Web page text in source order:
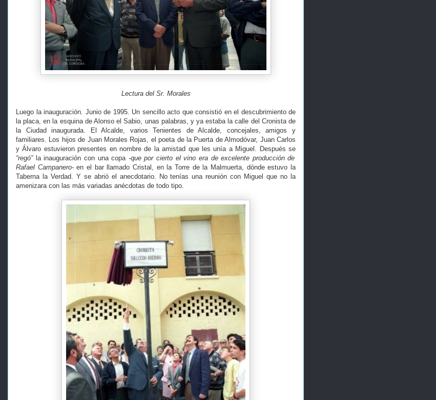
Lectura del Sr. Morales
Luego la inauguración. Junio de 1995. Un sencillo acto que consistió en el descubrimiento de
la placa, en la esquina de Alonso el Sabio, unas palabras, y ya estaba la calle del Cronista de
la Ciudad inaugurada. El Alcalde, varios Tenientes de Alcalde, concejales, amigos y
familiares. Los hijos de Juan Morales Rojas, el poeta de la Puerta de Almodóvar, Juan Carlos
y Álvaro estuvieron presentes en nombre de la amistad que les unía a Miguel. Después se
“regó” la inauguración con una copa -que por cierto el vino era de excelente producción de
Rafael Campanero-en el bar llamado Cristal, en la Torre de la Malmuerta, dónde estuvo la
Taberna la Verdad. Y se abrió el anecdotario. No tenías una reunión con Miguel que no la
amenizara con las más variadas anécdotas de todo tipo.